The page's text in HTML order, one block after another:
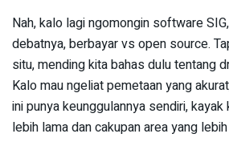
Nah, kalo lagi ngomongin software
debatnya, berbayar vs open source.
situ, mending kita bahas dulu tentang
Kalo mau ngeliat pemetaan yang
ini punya keunggulannya sendiri,
lebih lama dan cakupan area yang